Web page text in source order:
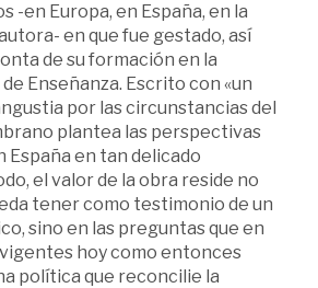
-en Europa, en España, en la
en que fue gestado, así
de su formación en la
Enseñanza. Escrito con «un
por las circunstancias del
plantea las perspectivas
España en tan delicado
el valor de la obra reside no
tener como testimonio de un
sino en las preguntas que en
hoy como entonces
política que reconcilie la